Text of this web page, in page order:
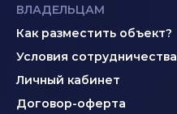
ВЛАДЕЛЬЦАМ
Как разместить объект?
Условия сотрудничества
Личный кабинет
Договор-оферта